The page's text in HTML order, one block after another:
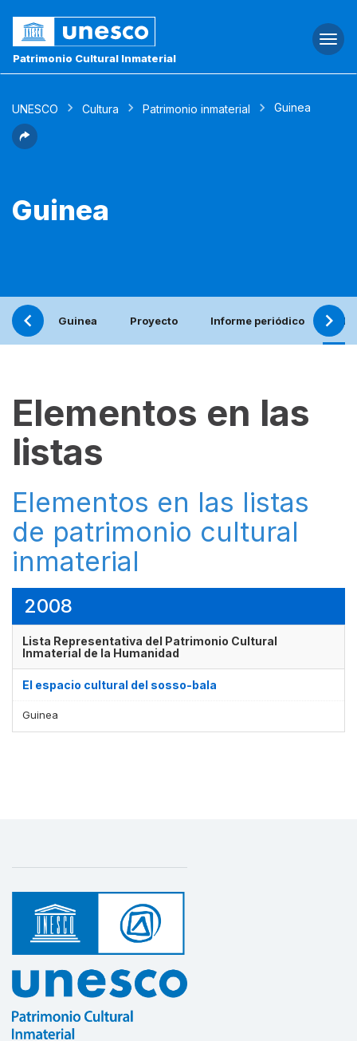
Patrimonio Cultural Inmaterial
UNESCO Cultura Patrimonio inmaterial Guinea
Guinea
Guinea Proyecto Informe periódico
Elementos en las
listas
Elementos en las listas
de patrimonio cultural
inmaterial
2008
Lista Representativa del Patrimonio Cultural
Inmaterial de la Humanidad
El espacio cultural del sosso-bala
Guinea